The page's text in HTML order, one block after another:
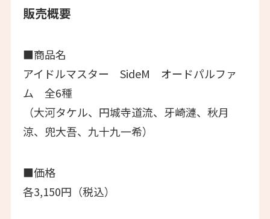
販売概要
■商品名
アイドルマスター SideM オードパルファ
ム 全6種
（大河タケル、円城寺道流、牙崎漣、秋月
涼、兜大吾、九十九一希）
■価格
各3,150円（税込）